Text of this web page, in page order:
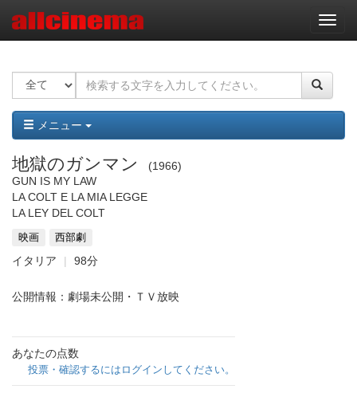
ナ
ビ
ー
ョ
ン
メニュー
地獄のガンマン
1966
GUN IS MY LAW
LA COLT E LA MIA LEGGE
LA LEY DEL COLT
映画 西部劇
イタリア 98分
公開情報：劇場未公開・ＴＶ放映
あなたの点数
投票・確認するにはログインしてください。